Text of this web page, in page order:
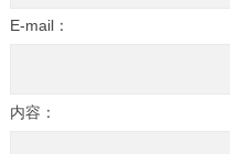
E-mail：
内容：